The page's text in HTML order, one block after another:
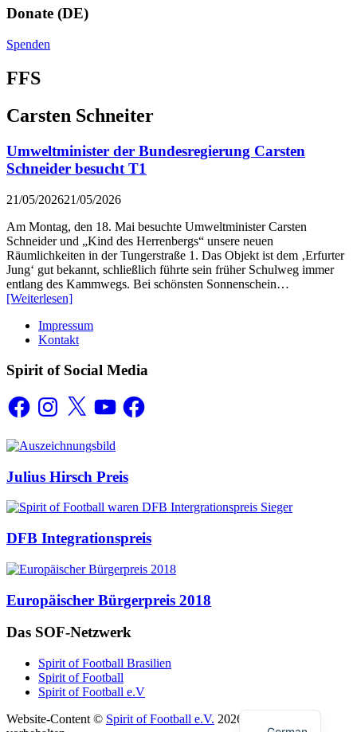
Donate (DE)
Spenden
FFS
Carsten Schneiter
Umweltminister der Bundesregierung Carsten
Schneider besucht T1
21/05/202621/05/2026
Am Montag, den 18. Mai besuchte Umweltminister Carsten
Schneider und „Kind des Herrenbergs“ unsere neuen
Räumlichkeiten in der Tungerstraße 1. Das Objekt ist dem ‚Erfurter
Jung‘ gut bekannt, schließlich führte sein früher Schulweg immer
entlang des Kammwegs. Bei schönsten Sonnenschein…
[Weiterlesen]
Impressum
Kontakt
Spirit of Social Media
FacebookInstagram
X YouTubeFacebook
Auszeichnungen
Julius Hirsch Preis
DFB Integrationspreis
Europäischer Bürgerpreis 2018
Das SOF-Netzwerk
Spirit of Football Brasilien
Spirit of Football
Spirit of Football e.V
Website-Content © Spirit of Football e.V. 2026. Alle Rechte